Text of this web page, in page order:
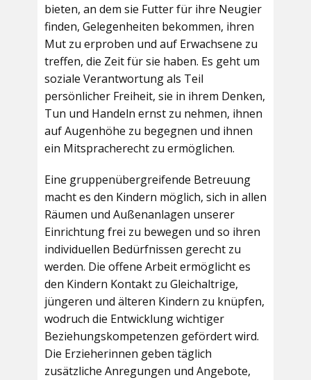
bieten, an dem sie Futter für ihre Neugier
finden, Gelegenheiten bekommen, ihren
Mut zu erproben und auf Erwachsene zu
treffen, die Zeit für sie haben. Es geht um
soziale Verantwortung als Teil
persönlicher Freiheit, sie in ihrem Denken,
Tun und Handeln ernst zu nehmen, ihnen
auf Augenhöhe zu begegnen und ihnen
ein Mitspracherecht zu ermöglichen.
Eine gruppenübergreifende Betreuung
macht es den Kindern möglich, sich in allen
Räumen und Außenanlagen unserer
Einrichtung frei zu bewegen und so ihren
individuellen Bedürfnissen gerecht zu
werden. Die offene Arbeit ermöglicht es
den Kindern Kontakt zu Gleichaltrige,
jüngeren und älteren Kindern zu knüpfen,
wodruch die Entwicklung wichtiger
Beziehungskompetenzen gefördert wird.
Die Erzieherinnen geben täglich
zusätzliche Anregungen und Angebote,